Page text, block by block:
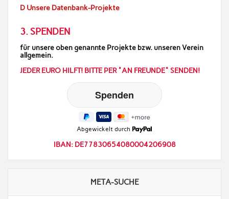
D Unsere Datenbank-Projekte
3. SPENDEN
für unsere oben genannte Projekte bzw. unseren Verein
allgemein.
JEDER EURO HILFT! BITTE PER "AN FREUNDE" SENDEN!
Abgewickelt durch
IBAN: DE77830654080004206908
META-SUCHE